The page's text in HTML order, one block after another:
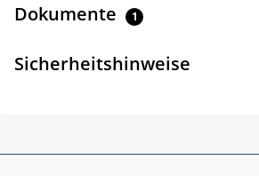
Dokumente 1
Sicherheitshinweise